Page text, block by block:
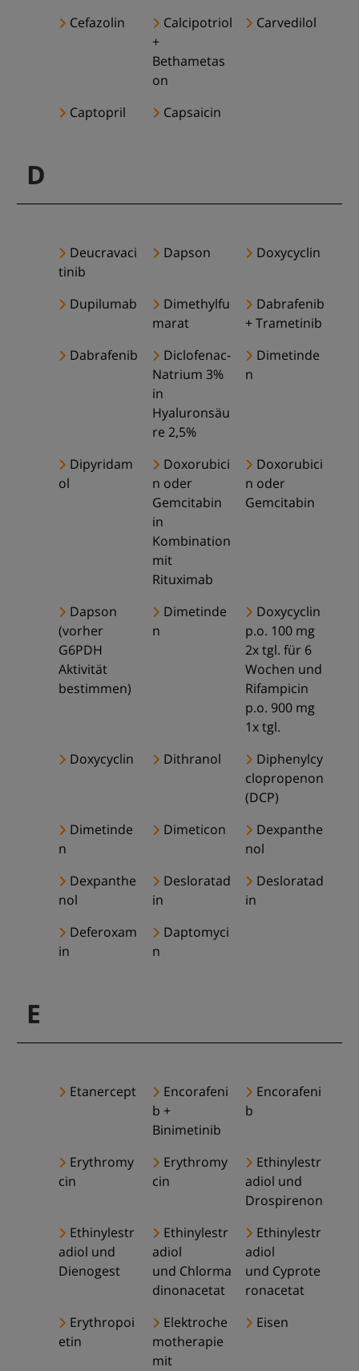
Cefazolin
Calcipotriol
+
Bethametas
on
Carvedilol
Captopril Capsaicin
D
Deucravaci
tinib
Dapson Doxycyclin
Dupilumab
Dimethylfu
marat
Dabrafenib
+ Trametinib
Dabrafenib
Diclofenac-
Natrium 3%
in
Hyaluronsäu
re 2,5%
Dimetinde
n
Dipyridam
ol
Doxorubici
n oder
Gemcitabin
in
Kombination
mit
Rituximab
Doxorubici
n oder
Gemcitabin
Dapson
(vorher
G6PDH
Aktivität
bestimmen)
Dimetinde
n
Doxycyclin
p.o. 100 mg
2x tgl. für 6
Wochen und
Rifampicin
p.o. 900 mg
1x tgl.
Doxycyclin
Dithranol
Diphenylcy
clopropenon
(DCP)
Dimetinde
n
Dimeticon
Dexpanthe
nol
Dexpanthe
nol
Desloratad
in
Desloratad
in
Deferoxam
in
Daptomyci
n
E
Etanercept
Encorafeni
b +
Binimetinib
Encorafeni
b
Erythromy
cin
Erythromy
cin
Ethinylestr
adiol und
Drospirenon
Ethinylestr
adiol und
Dienogest
Ethinylestr
adiol
und Chlorma
dinonacetat
Ethinylestr
adiol
und Cyprote
ronacetat
Erythropoi
etin
Elektroche
motherapie
mit
Eisen